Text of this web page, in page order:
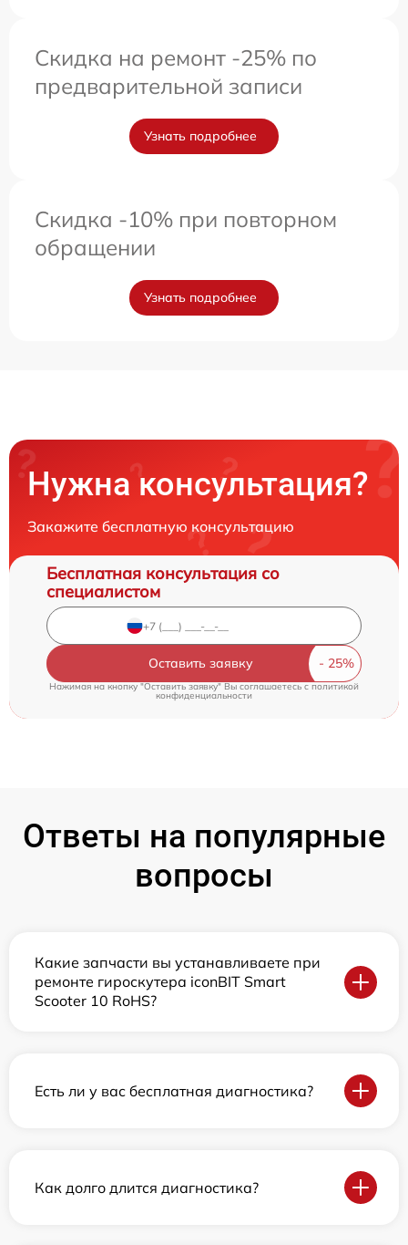
Скидка на ремонт -25% по
предварительной записи
Узнать подробнее
Скидка -10% при повторном
обращении
Узнать подробнее
Нужна консультация?
Закажите бесплатную консультацию
Бесплатная консультация со
специалистом
Оставить заявку
Нажимая на кнопку "Оставить заявку" Вы соглашаетесь c политикой
конфиденциальности
Ответы на популярные
вопросы
Какие запчасти вы устанавливаете при
ремонте гироскутера iconBIT Smart
Scooter 10 RoHS?
Есть ли у вас бесплатная диагностика?
Как долго длится диагностика?